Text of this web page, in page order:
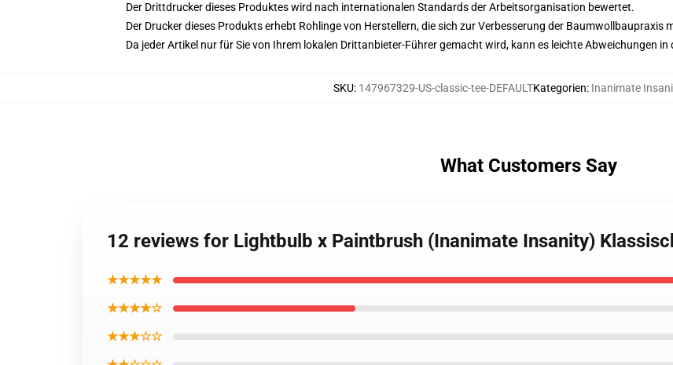
Der Drittdrucker dieses Produktes wird nach internationalen Standards der Arbeitsorganisation bewertet.
Der Drucker dieses Produkts erhebt Rohlinge von Herstellern, die sich zur Verbesserung der
Da jeder Artikel nur für Sie von Ihrem lokalen Drittanbieter-Führer gemacht wird, kann es leichte Abweichungen
SKU: 147967329-US-classic-tee-DEFAULTKategorien: Inanimate
What Customers Say
12 reviews for Lightbulb x Paintbrush (Inanimate Insanity)
★★★★★
★★★★☆
★★★☆☆